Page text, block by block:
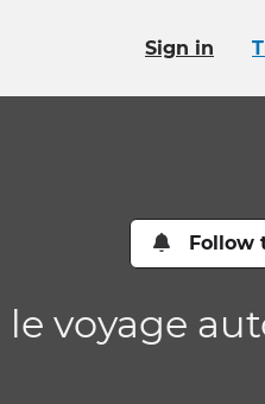
Sign in
Follow
voyage